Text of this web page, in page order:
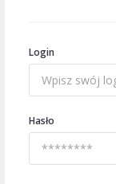
Login
Hasło